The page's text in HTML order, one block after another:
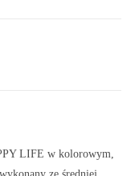
LIFE w kolorowym,